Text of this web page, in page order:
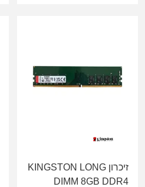
זיכרון KINGSTON LONG
DIMM 8GB DDR4